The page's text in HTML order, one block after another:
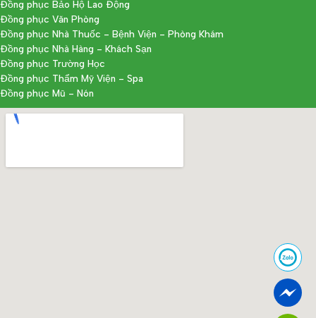
Đồng phục Bảo Hộ Lao Động
Đồng phục Văn Phòng
Đồng phục Nhà Thuốc - Bệnh Viện - Phòng Khám
Đồng phục Nhà Hàng - Khách Sạn
Đồng phục Trường Học
Đồng phục Thẩm Mỹ Viện - Spa
Đồng phục Mũ - Nón